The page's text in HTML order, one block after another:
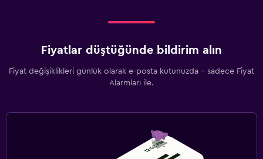
Fiyatlar düştüğünde bildirim alın
Fiyat değişiklikleri günlük olarak e-posta kutunuzda - sadece Fiyat
Alarmları ile.